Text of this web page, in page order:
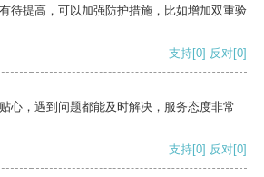
待提高，可以加强防护措施，比如增加双重验
支持[0] 反对[0]
心，遇到问题都能及时解决，服务态度非常
支持[0] 反对[0]